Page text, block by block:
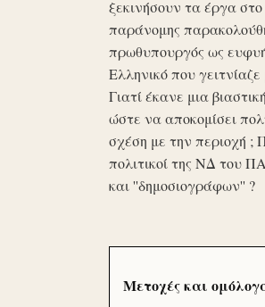
ξεκινήσουν τα έργα
παράνομης
πρωθυπουργός ως
Ελληνικό που
Γιατί έκανε μια
ώστε να αποκομίσει
σχέση με την περιοχή ;
πολιτικοί της ΝΔ του
και ''δημοσιογράφων'' ?
Μετοχές και